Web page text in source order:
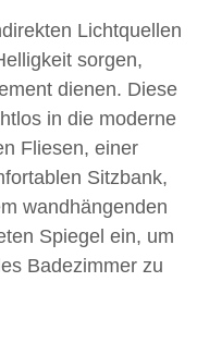
Lichtquellen
sorgen,
dienen. Diese
in die moderne
Fliesen, einer
Sitzbank,
wandhängenden
Spiegel ein, um
Badezimmer zu